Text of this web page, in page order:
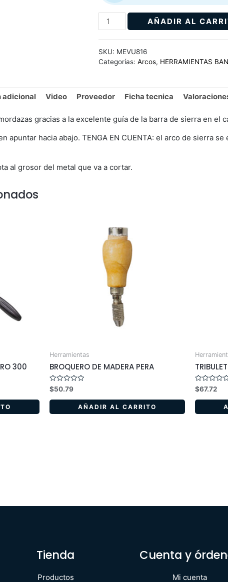
AÑADIR AL
SKU: MEVU816
Categorías: Arcos, HERRAMIENTAS
adicional Video Proveedor Ficha tecnica
gracias a la excelente guía de la barra de sierra en
apuntar hacia abajo. TENGA EN CUENTA: el arco de sierra
al grosor del metal que va a cortar.
300
Herramientas
BROQUERO DE MADERA PERA
Valorado
en
0
5
$50.79
AÑADIR AL CARRITO
Valorado
en
0
5
$67.72
Tienda
Productos
Cuenta y
Mi cuenta